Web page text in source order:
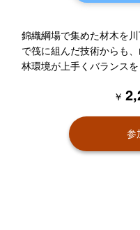
錦織綱場で集めた材木を
で筏に組んだ技術からも
林環境が上手くバランス
￥
参